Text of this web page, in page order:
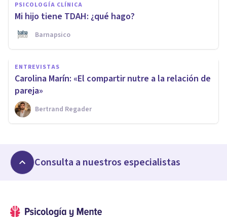
PSICOLOGÍA CLÍNICA
Mi hijo tiene TDAH: ¿qué hago?
Barnapsico
ENTREVISTAS
Carolina Marín: «El compartir nutre a la relación de
pareja»
Bertrand Regader
Consulta a nuestros especialistas